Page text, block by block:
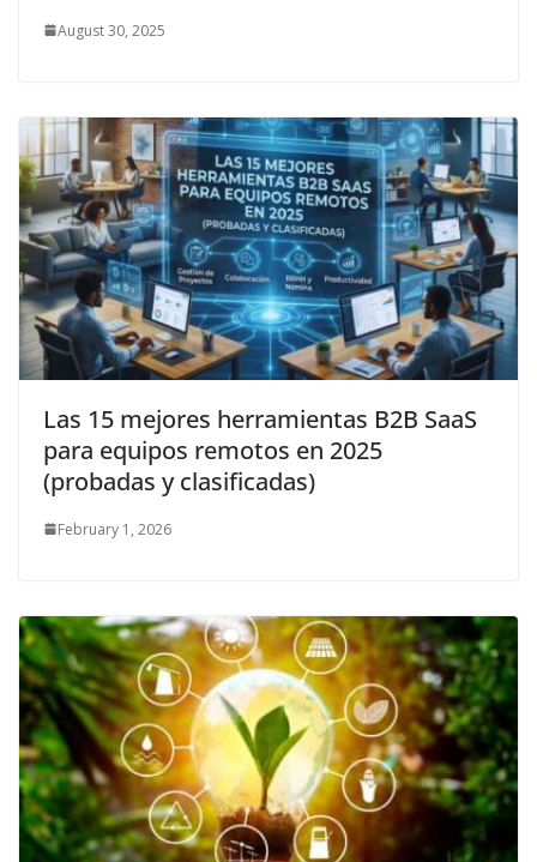
August 30, 2025
Las 15 mejores herramientas B2B SaaS
para equipos remotos en 2025
(probadas y clasificadas)
February 1, 2026